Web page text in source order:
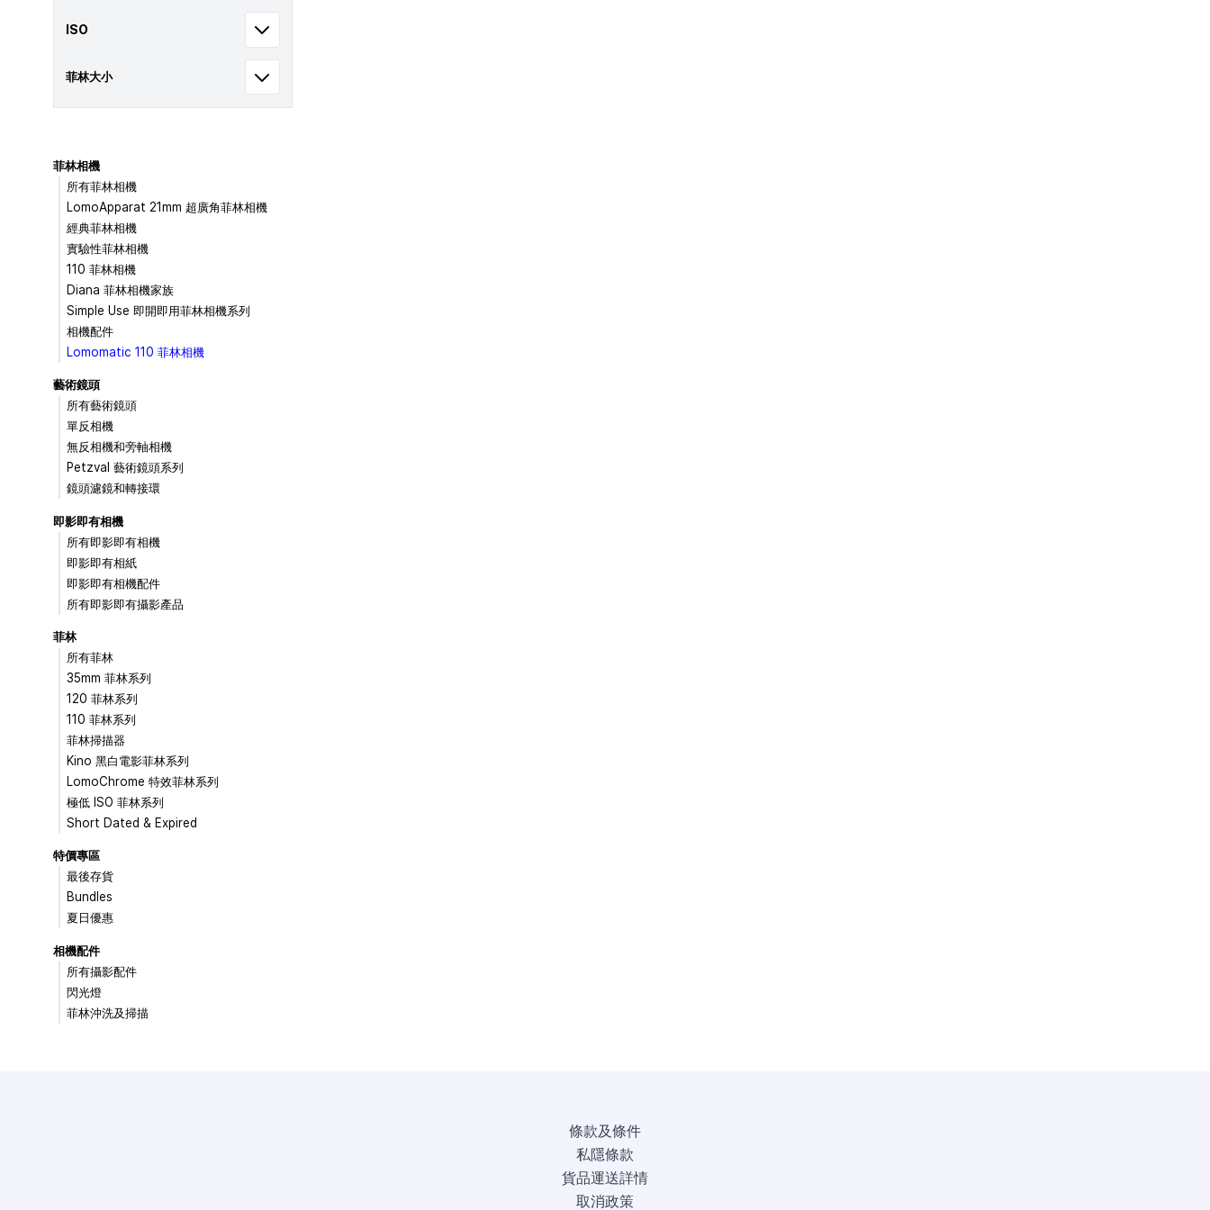
ISO
菲林大小
菲林相機
所有菲林相機
LomoApparat 21mm 超廣角菲林相機
經典菲林相機
實驗性菲林相機
110 菲林相機
Diana 菲林相機家族
Simple Use 即開即用菲林相機系列
相機配件
Lomomatic 110 菲林相機
藝術鏡頭
所有藝術鏡頭
單反相機
無反相機和旁軸相機
Petzval 藝術鏡頭系列
鏡頭濾鏡和轉接環
即影即有相機
所有即影即有相機
即影即有相紙
即影即有相機配件
所有即影即有攝影產品
菲林
所有菲林
35mm 菲林系列
120 菲林系列
110 菲林系列
菲林掃描器
Kino 黑白電影菲林系列
LomoChrome 特效菲林系列
極低 ISO 菲林系列
Short Dated & Expired
特價專區
最後存貨
Bundles
夏日優惠
相機配件
所有攝影配件
閃光燈
菲林沖洗及掃描
條款及條件
私隱條款
貨品運送詳情
取消政策